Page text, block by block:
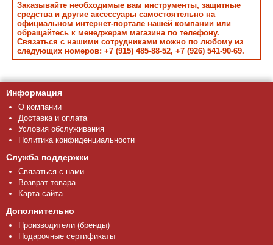
Заказывайте необходимые вам инструменты, защитные
средства и другие аксессуары самостоятельно на
официальном интернет-портале нашей компании или
обращайтесь к менеджерам магазина по телефону.
Связаться с нашими сотрудниками можно по любому из
следующих номеров: +7 (915) 485-88-52, +7 (926) 541-90-69.
Информация
О компании
Доставка и оплата
Условия обслуживания
Политика конфиденциальности
Служба поддержки
Связаться с нами
Возврат товара
Карта сайта
Дополнительно
Производители (бренды)
Подарочные сертификаты